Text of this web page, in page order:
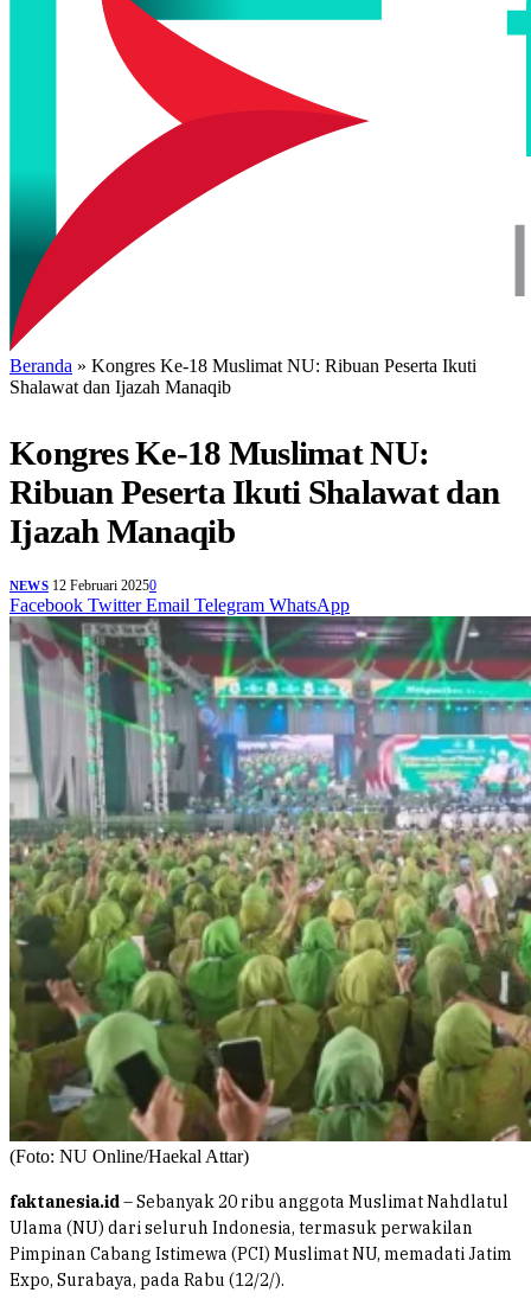
Beranda » Kongres Ke-18 Muslimat NU: Ribuan Peserta Ikuti
Shalawat dan Ijazah Manaqib
Kongres Ke-18 Muslimat NU:
Ribuan Peserta Ikuti Shalawat dan
Ijazah Manaqib
NEWS 12 Februari 20250
Facebook Twitter Email Telegram WhatsApp
(Foto: NU Online/Haekal Attar)
faktanesia.id– Sebanyak 20 ribu anggota Muslimat Nahdlatul
Ulama (NU) dari seluruh Indonesia, termasuk perwakilan
Pimpinan Cabang Istimewa (PCI) Muslimat NU, memadati Jatim
Expo, Surabaya, pada Rabu (12/2/).